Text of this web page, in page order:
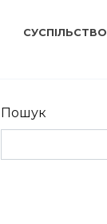
СУСПІЛЬСТВО
Пошук